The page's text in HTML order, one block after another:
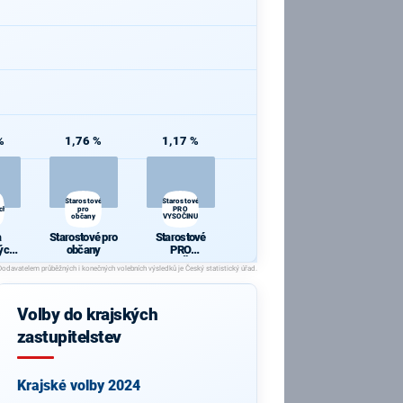
1,76 %
Starostové
pro
občany
Starostové pro
občany
1,17 %
Starostové
PRO
VYSOČINU
Starostové
PRO
VYSOČINU
Volby do krajských
zastupitelstev
Krajské volby 2024